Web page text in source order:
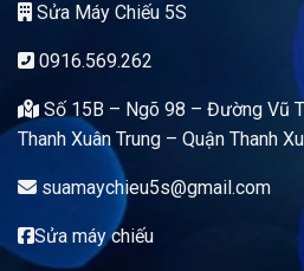
Sửa Máy Chiếu 5S
0916.569.262
Số 15B – Ngõ 98 – Đường Vũ
Thanh Xuân Trung – Quận Thanh
suamaychieu5s@gmail.com
Sửa máy chiếu